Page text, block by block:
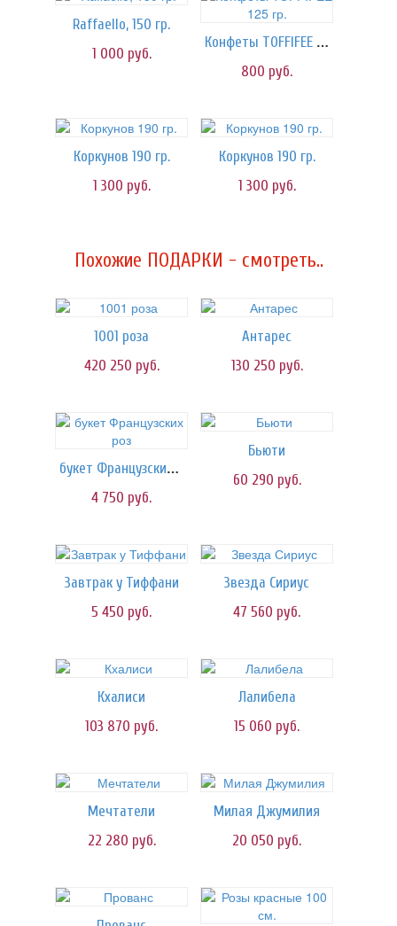
Raffaello, 150 гр.
1 000 руб.
Конфеты TOFFIFEE 125 гр.
800 руб.
Коркунов 190 гр.
1 300 руб.
Коркунов 190 гр.
1 300 руб.
Похожие ПОДАРКИ - смотреть..
1001 роза
420 250 руб.
Антарес
130 250 руб.
букет Французских роз
4 750 руб.
Бьюти
60 290 руб.
Завтрак у Тиффани
5 450 руб.
Звезда Сириус
47 560 руб.
Кхалиси
103 870 руб.
Лалибела
15 060 руб.
Мечтатели
22 280 руб.
Милая Джумилия
20 050 руб.